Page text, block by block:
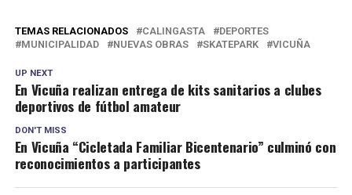
TEMAS RELACIONADOS CALINGASTA
DEPORTES
MUNICIPALIDAD
NUEVAS OBRAS SKATEPARK VICUÑA
UP NEXT
En Vicuña realizan entrega de kits sanitarios a clubes
deportivos de fútbol amateur
DON'T MISS
En Vicuña “Cicletada Familiar Bicentenario” culminó con
reconocimientos a participantes